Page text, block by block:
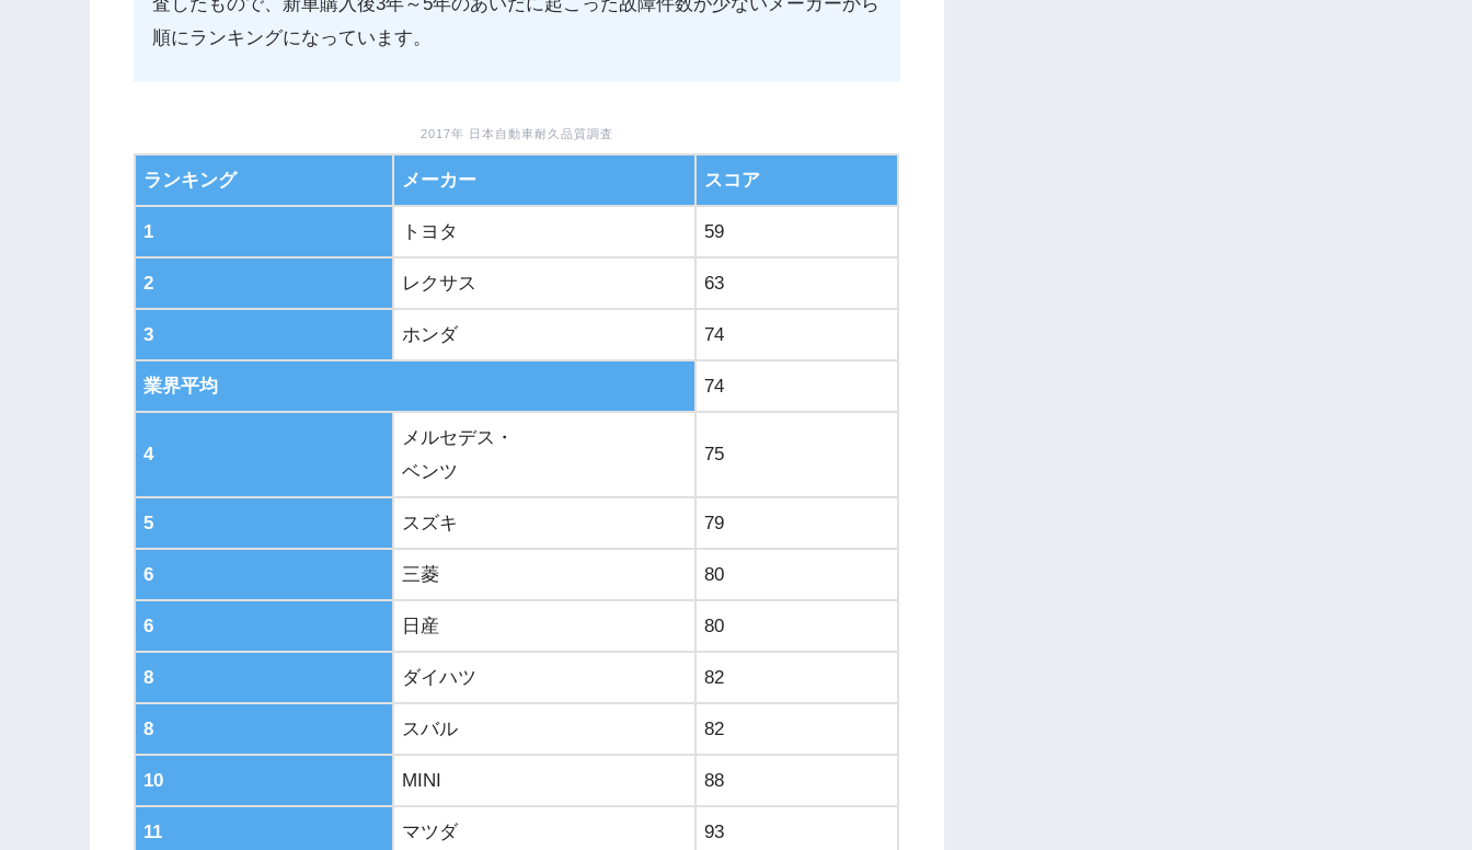
順にランキングになっています。
2017年 日本自動車耐久品質調査
ランキング メーカー スコア
1 トヨタ 59
2 レクサス 63
3 ホンダ 74
業界平均 74
4
メルセデス・
ベンツ
75
5 スズキ 79
6 三菱 80
6 日産 80
8 ダイハツ 82
8 スバル 82
10 MINI 88
11 マツダ 93